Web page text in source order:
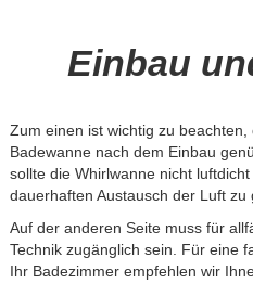
Einbau
Zum einen ist wichtig zu
Badewanne nach dem Einbau
sollte die Whirlwanne nicht
dauerhaften Austausch der Luft zu
Auf der anderen Seite muss für
Technik zugänglich sein. Für eine
Ihr Badezimmer empfehlen wir